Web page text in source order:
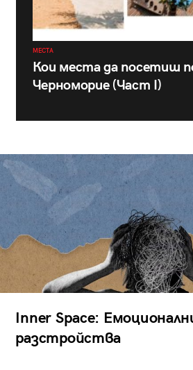
МЕСТА
Кои места да посетиш
Черноморие (Част I)
Inner Space:
разстройства